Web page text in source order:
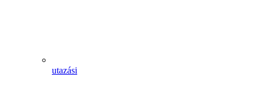
utazási